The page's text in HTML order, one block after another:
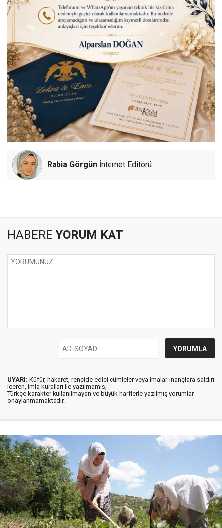
Rabia Görgün İnternet Editörü
HABERE YORUM KAT
UYARI: Küfür, hakaret, rencide edici cümleler veya imalar, inançlara saldırı
içeren, imla kuralları ile yazılmamış,
Türkçe karakter kullanılmayan ve büyük harflerle yazılmış yorumlar
onaylanmamaktadır.